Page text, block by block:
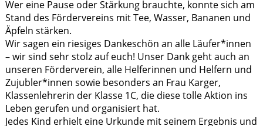
Wer eine Pause oder Stärkung brauchte, konnte sich am
Stand des Fördervereins mit Tee, Wasser, Bananen und
Äpfeln stärken.
Wir sagen ein riesiges Dankeschön an alle Läufer*innen
– wir sind sehr stolz auf euch! Unser Dank geht auch an
unseren Förderverein, alle Helferinnen und Helfern und
Zujubler*innen sowie besonders an Frau Karger,
Klassenlehrerin der Klasse 1C, die diese tolle Aktion ins
Leben gerufen und organisiert hat.
Jedes Kind erhielt eine Urkunde mit seinem Ergebnis und